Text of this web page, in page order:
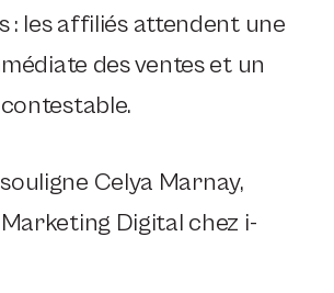
: les affiliés attendent une
des ventes et un
Celya Marnay,
Digital chez i-